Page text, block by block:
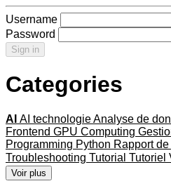
Username
Password
Sign in
Categories
AI AI technologieAnalyse de
Frontend GPU Computing
Programming Python Rapport
Troubleshooting Tutorial Tutoriel
Voir plus